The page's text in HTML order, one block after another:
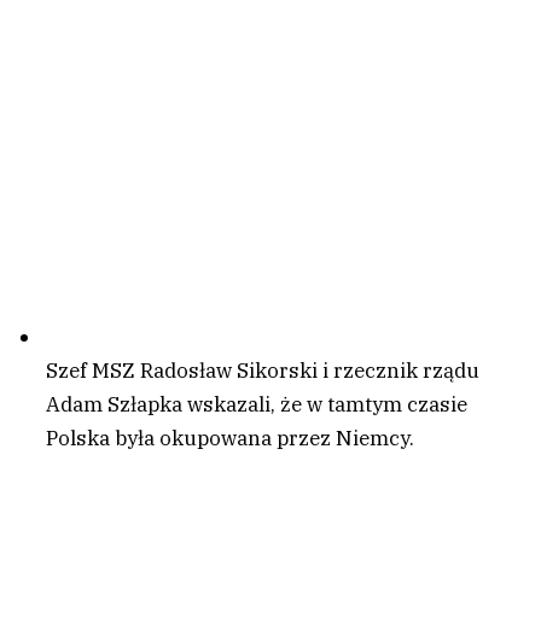
Szef MSZ Radosław Sikorski i rzecznik rządu
Adam Szłapka wskazali, że w tamtym czasie
Polska była okupowana przez Niemcy.